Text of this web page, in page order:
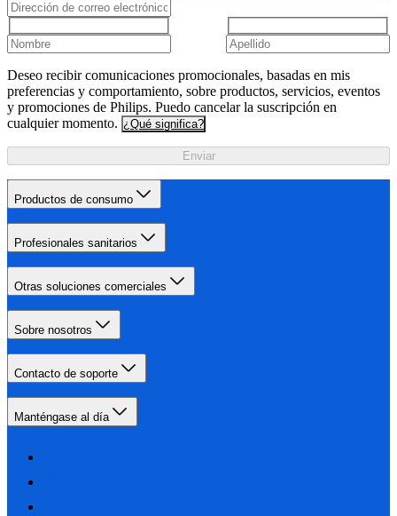
Deseo recibir comunicaciones promocionales, basadas en mis
preferencias y comportamiento, sobre productos, servicios, eventos
y promociones de Philips. Puedo cancelar la suscripción en
cualquier momento. ¿Qué significa?
Enviar
Productos de consumo
Profesionales sanitarios
Otras soluciones comerciales
Sobre nosotros
Contacto de soporte
Manténgase al día